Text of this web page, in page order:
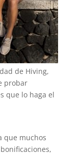
de Hiving,
probar
que lo haga el
que muchos